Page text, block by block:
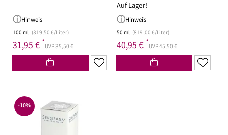
Hinweis
100 ml (319,50 €/Liter)
31,95 € *UVP 35,50 €
Auf Lager!
Hinweis
50 ml (819,00 €/Liter)
40,95 € *UVP 45,50 €
-10%